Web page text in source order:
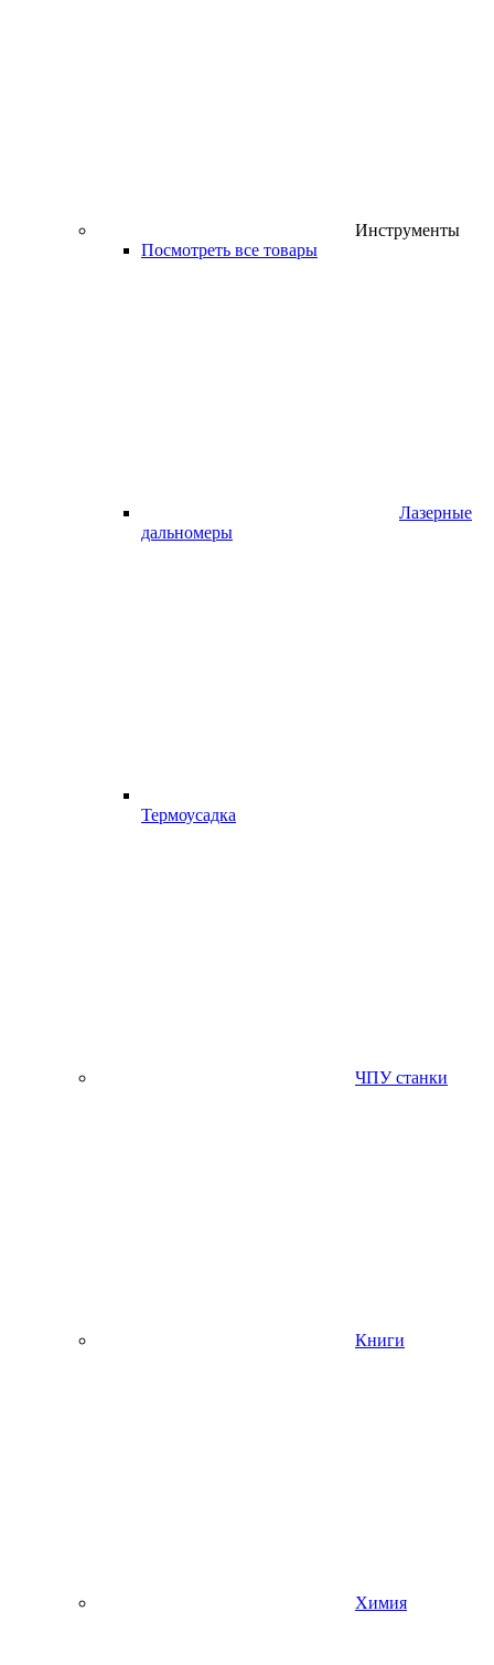
Инструменты
Посмотреть все товары
Лазерные
дальномеры
Термоусадка
ЧПУ станки
Книги
Химия